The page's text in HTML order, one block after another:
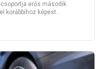
erős második
korábbihoz képest…